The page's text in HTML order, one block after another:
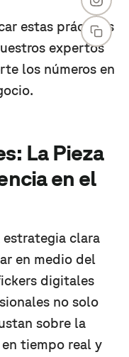
estas prácticas
expertos
los números en
La Pieza
en el
estrategia clara
en medio del
digitales
no solo
sobre la
tiempo real y